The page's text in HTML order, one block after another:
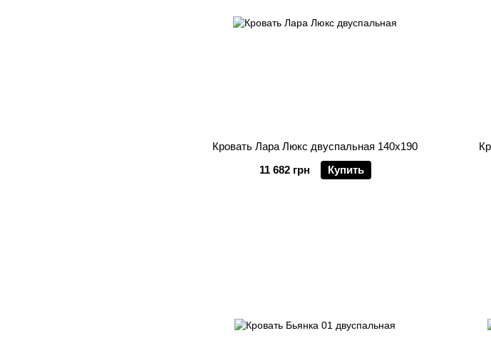
Кровать Лара Люкс двуспальная 140х190
11 682 грн
Купить